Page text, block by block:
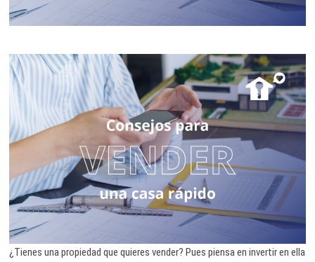
¿Tienes una propiedad que quieres vender? Pues piensa en invertir en ella